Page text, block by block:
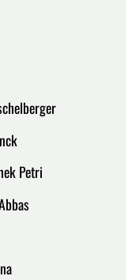
Petri